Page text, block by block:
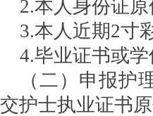
2.本人身份证原
3.本人近期2寸
4.毕业证书或
（二）申报护
交护士执业证书原